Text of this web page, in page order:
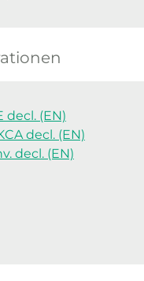
decl. (EN)
decl. (EN)
decl. (EN)